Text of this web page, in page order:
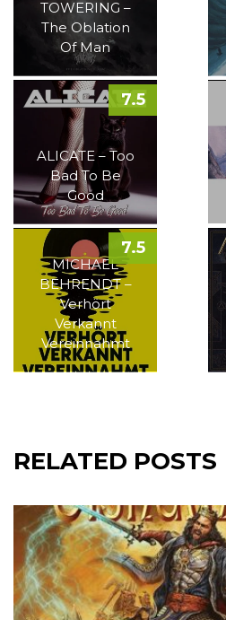
TOWERING –
The Oblation
Of Man
ALICATE – Too
Bad To Be
Good
7.5
MICHAEL
BEHRENDT –
Verhört
Verkannt
Vereinnahmt
7.5
RELATED POSTS